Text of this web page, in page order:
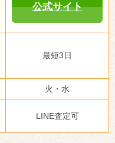
公式サイト
最短3日
火・水
LINE査定可